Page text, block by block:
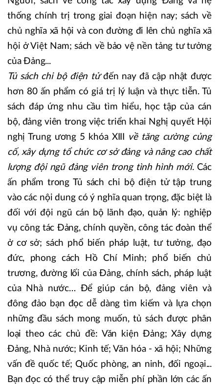
thống chính trị trong giai đoạn hiện nay; sách về
chủ nghĩa xã hội và con đường đi lên chủ nghĩa xã
hội ở Việt Nam; sách về bảo vệ nền tảng tư tưởng
của Đảng...
Tủ sách chi bộ điện tửđến nay đã cập nhật được
hơn 80 ấn phẩm có giá trị lý luận và thực tiễn. Tủ
sách đáp ứng nhu cầu tìm hiểu, học tập của cán
bộ, đảng viên trong việc triển khai Nghị quyết Hội
nghị Trung ương 5 khóa XIII về tăng cường củng
cố, xây dựng tổ chức cơ sở đảng và nâng cao chất
lượng đội ngũ đảng viên trong tình hình mới. Các
ấn phẩm trong Tủ sách chi bộ điện tử tập trung
vào các nội dung có ý nghĩa quan trọng, đặc biệt là
đối với đội ngũ cán bộ lãnh đạo, quản lý: nghiệp
vụ công tác Đảng, chính quyền, công tác đoàn thể
ở cơ sở; sách phổ biến pháp luật, tư tưởng, đạo
đức, phong cách Hồ Chí Minh; phổ biến chủ
trương, đường lối của Đảng, chính sách, pháp luật
của Nhà nước… Để giúp cán bộ, đảng viên và
đông đảo bạn đọc dễ dàng tìm kiếm và lựa chọn
những đầu sách mong muốn, tủ sách được phân
loại theo các chủ đề: Văn kiện Đảng; Xây dựng
Đảng, Nhà nước; Kinh tế; Văn hóa - xã hội; Những
vấn đề quốc tế; Quốc phòng, an ninh, đối ngoại...
Bạn đọc có thể truy cập miễn phí phần lớn các ấn